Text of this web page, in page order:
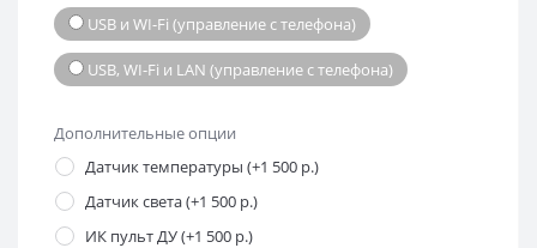
USB и WI-Fi (управление с телефона)
USB, WI-Fi и LAN (управление с телефона)
Дополнительные опции
Датчик температуры (+1 500 р.)
Датчик света (+1 500 р.)
ИК пульт ДУ (+1 500 р.)